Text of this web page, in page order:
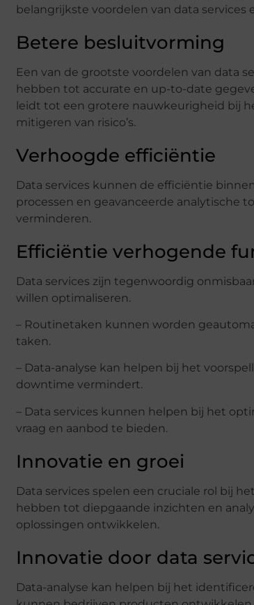
belangrijkste voordelen van data services
Betere besluitvorming
Een van de grootste voordelen van data
hebben tot accurate en up-to-date
leidt tot een grotere nauwkeurigheid bij
mitigeren van risico’s.
Verhoogde efficiëntie
Data services kunnen de efficiëntie
processen en geavanceerde analytische
verminderen.
Efficiëntie verhogende
Data services zijn tegenwoordig
willen optimaliseren.
– Routinetaken kunnen worden
taken.
– Data-analyse kan helpen bij het
downtime vermindert.
– Data services kunnen helpen bij het
vraag en aanbod te bieden.
Innovatie en groei
Data services spelen een cruciale rol bij
hebben tot diepgaande inzichten en
oplossingen ontwikkelen.
Innovatie door data
Data-analyse kan helpen bij het